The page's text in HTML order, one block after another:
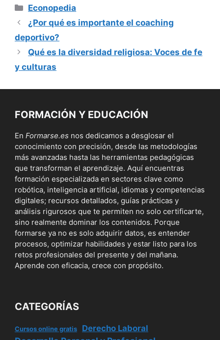
Categorías
Econopedia
¿Por qué es importante el coaching
deportivo?
Qué es la diversidad religiosa: Voces de fe
y culturas
FORMACIÓN Y EDUCACIÓN
En Formarse.es nos dedicamos a desglosar el
conocimiento con precisión, desde las metodologías
más avanzadas hasta las herramientas pedagógicas
que transforman el aprendizaje. Aquí encuentras
formación especializada en sectores clave como
robótica, inteligencia artificial, idiomas y competencias
digitales; recursos detallados, guías prácticas y
análisis rigurosos que te permiten no solo certificarte,
sino realmente dominar los contenidos. Porque
formarse ya no es solo adquirir datos, es entender
procesos, optimizar habilidades y estar listo para los
retos profesionales del presente y del mañana.
Aprende con eficacia, crece con propósito.
CATEGORÍAS
Cursos online gratis Derecho Laboral